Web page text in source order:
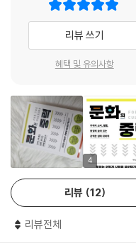
저자 마커스 콜린스는 마케팅
대학원에서 마케팅을 가르치
총괄을 담당한 마케팅 분야의
트셀러 및 2023년 아마존 비즈
정한 2023년 ‘최고의 경영서’
버거 등의 대가들을 비롯해 구
유명 브랜드 마케터들의 찬사
리 잡고 있다.
저자의 설명에 의하면 문화는
식’, ‘구성원들끼리 공유된 삶
리뷰 쓰기
혜택 및 유의사항
4
리뷰 12
리뷰전체